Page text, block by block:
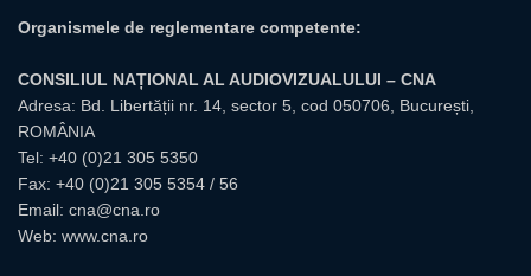
Organismele de reglementare competente:
CONSILIUL NAȚIONAL AL AUDIOVIZUALULUI – CNA
Adresa: Bd. Libertății nr. 14, sector 5, cod 050706, București,
ROMÂNIA
Tel: +40 (0)21 305 5350
Fax: +40 (0)21 305 5354 / 56
Email: cna@cna.ro
Web: www.cna.ro